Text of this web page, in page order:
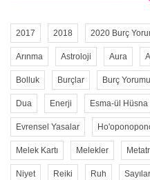
2017 2018 2020 Burç
Arınma Astroloji Aura
Bolluk Burçlar Burç Yorumu
Dua Enerji Esma-ül Hüsna
Evrensel Yasalar
Melek Kartı Melekler
Niyet Reiki Ruh Sayılar